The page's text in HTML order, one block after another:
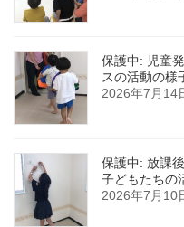
保護中: 児童
スの活動の様
2026年7月14
保護中: 放課
子どもたちの
2026年7月10